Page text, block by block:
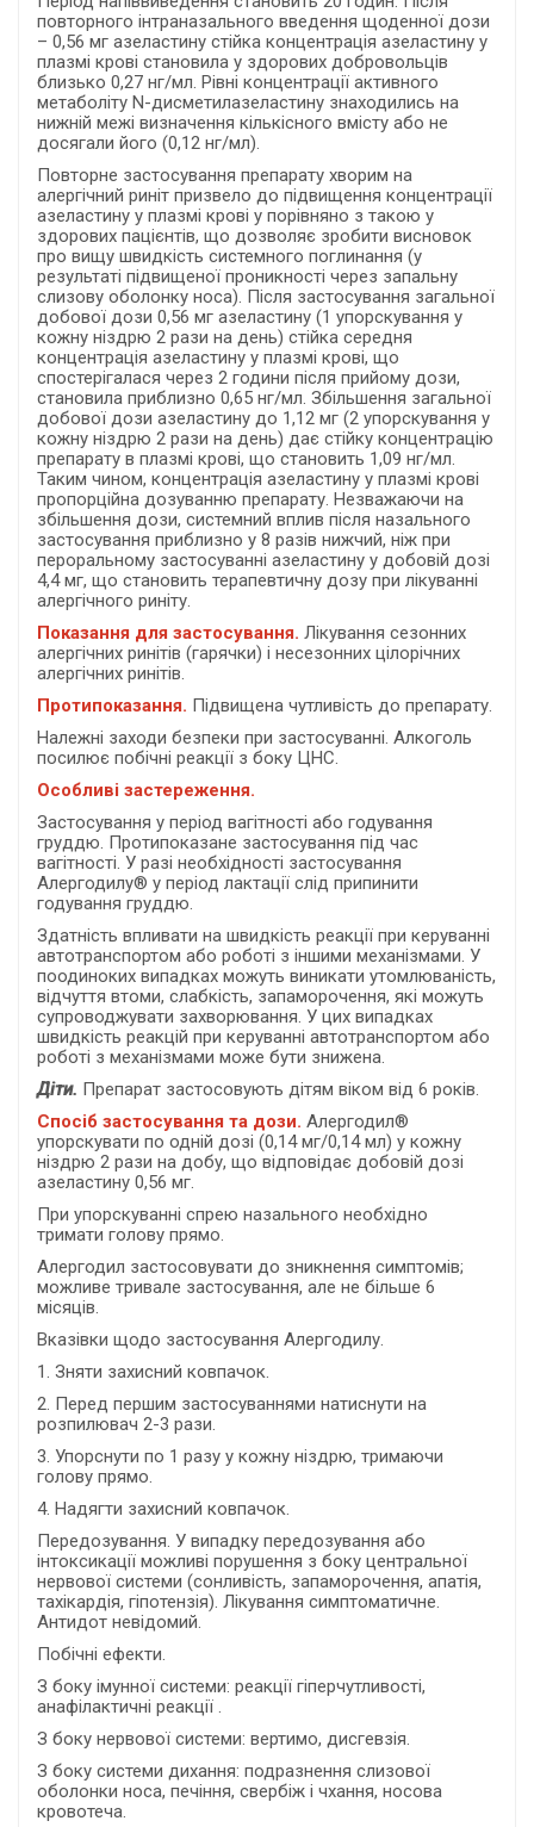
повторного інтраназального введення щоденної дози
– 0,56 мг азеластину стійка концентрація азеластину у
плазмі крові становила у здорових добровольців
близько 0,27 нг/мл. Рівні концентрації активного
метаболіту N-дисметилазеластину знаходились на
нижній межі визначення кількісного вмісту або не
досягали його (0,12 нг/мл).
Повторне застосування препарату хворим на
алергічний риніт призвело до підвищення концентрації
азеластину у плазмі крові у порівняно з такою у
здорових пацієнтів, що дозволяє зробити висновок
про вищу швидкість системного поглинання (у
результаті підвищеної проникності через запальну
слизову оболонку носа). Після застосування загальної
добової дози 0,56 мг азеластину (1 упорскування у
кожну ніздрю 2 рази на день) стійка середня
концентрація азеластину у плазмі крові, що
спостерігалася через 2 години після прийому дози,
становила приблизно 0,65 нг/мл. Збільшення загальної
добової дози азеластину до 1,12 мг (2 упорскування у
кожну ніздрю 2 рази на день) дає стійку концентрацію
препарату в плазмі крові, що становить 1,09 нг/мл.
Таким чином, концентрація азеластину у плазмі крові
пропорційна дозуванню препарату. Незважаючи на
збільшення дози, системний вплив після назального
застосування приблизно у 8 разів нижчий, ніж при
пероральному застосуванні азеластину у добовій дозі
4,4 мг, що становить терапевтичну дозу при лікуванні
алергічного риніту.
Показання для застосування. Лікування сезонних
алергічних ринітів (гарячки) і несезонних цілорічних
алергічних ринітів.
Протипоказання. Підвищена чутливість до препарату.
Належні заходи безпеки при застосуванні. Алкоголь
посилює побічні реакції з боку ЦНС.
Особливі застереження.
Застосування у період вагітності або годування
груддю. Протипоказане застосування під час
вагітності. У разі необхідності застосування
Алергодилу® у період лактації слід припинити
годування груддю.
Здатність впливати на швидкість реакції при керуванні
автотранспортом або роботі з іншими механізмами. У
поодиноких випадках можуть виникати утомлюваність,
відчуття втоми, слабкість, запаморочення, які можуть
супроводжувати захворювання. У цих випадках
швидкість реакцій при керуванні автотранспортом або
роботі з механізмами може бути знижена.
Діти. Препарат застосовують дітям віком від 6 років.
Спосіб застосування та дози. Алергодил®
упорскувати по одній дозі (0,14 мг/0,14 мл) у кожну
ніздрю 2 рази на добу, що відповідає добовій дозі
азеластину 0,56 мг.
При упорскуванні спрею назального необхідно
тримати голову прямо.
Алергодил застосовувати до зникнення симптомів;
можливе тривале застосування, але не більше 6
місяців.
Вказівки щодо застосування Алергодилу.
1. Зняти захисний ковпачок.
2. Перед першим застосуваннями натиснути на
розпилювач 2-3 рази.
3. Упорснути по 1 разу у кожну ніздрю, тримаючи
голову прямо.
4. Надягти захисний ковпачок.
Передозування. У випадку передозування або
інтоксикації можливі порушення з боку центральної
нервової системи (сонливість, запаморочення, апатія,
тахікардія, гіпотензія). Лікування симптоматичне.
Антидот невідомий.
Побічні ефекти.
З боку імунної системи: реакції гіперчутливості,
анафілактичні реакції .
З боку нервової системи: вертимо, дисгевзія.
З боку системи дихання: подразнення слизової
оболонки носа, печіння, свербіж і чхання, носова
кровотеча.